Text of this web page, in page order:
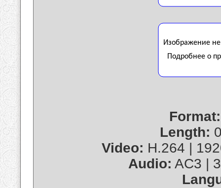
Format:
Length:
Video: H.264 |
Audio: AC3 |